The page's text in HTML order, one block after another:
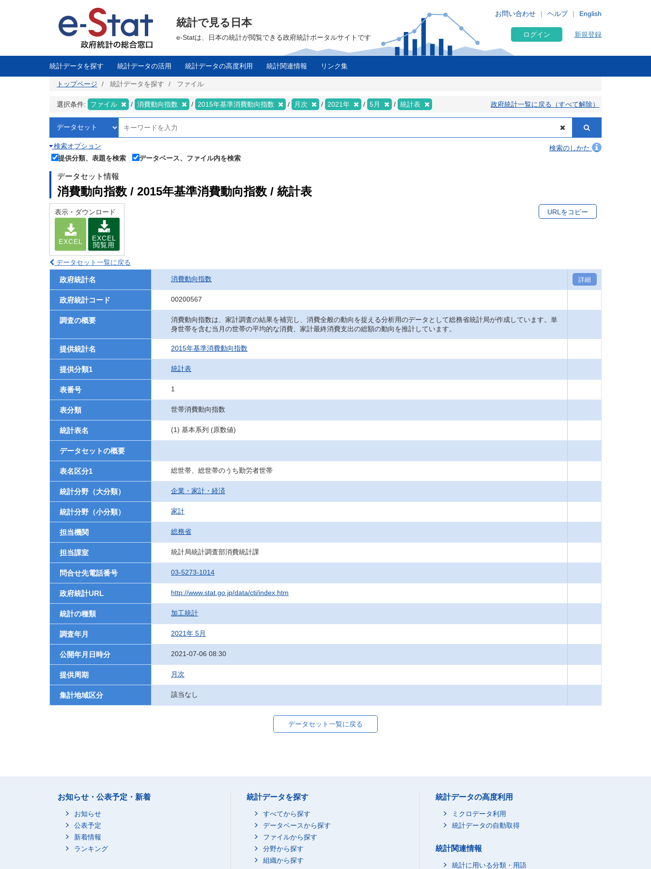
に
English
お問い合わせ ヘルプ
統計で見る日本
e-Statは、日本の統計が閲覧できる政府統計ポータルサイトです ログイン 新規登録
統計データを探す 統計データの活用 統計データの高度利用 統計関連情報 リンク集
トップページ 統計データを探す ファイル
選択条件: ファイル 消費動向指数 2015年基準消費動向指数 月次 2021年 5月 統計表 政府統計一覧に戻る（すべて解除）
検索オプション
検索のしかた
提供分類、表題を検索
データベース、ファイル内を検索
データセット情報
消費動向指数 / 2015年基準消費動向指数 / 統計表
表示・ダウンロード
EXCEL
EXCEL
閲覧用
URLをコピー
データセット一覧に戻る
政府統計名 消費動向指数 詳細
政府統計コード 00200567
調査の概要
消費動向指数は、家計調査の結果を補完し、消費全般の動向を捉える分析用のデータとして総務省統計局が作成しています。単
身世帯を含む当月の世帯の平均的な消費、家計最終消費支出の総額の動向を推計しています。
提供統計名 2015年基準消費動向指数
提供分類1 統計表
表番号 1
表分類 世帯消費動向指数
統計表名 (1) 基本系列 (原数値)
データセットの概要
表名区分1 総世帯、総世帯のうち勤労者世帯
統計分野（大分類） 企業・家計・経済
統計分野（小分類） 家計
担当機関 総務省
担当課室 統計局統計調査部消費統計課
問合せ先電話番号 03-5273-1014
政府統計URL http://www.stat.go.jp/data/cti/index.htm
統計の種類 加工統計
調査年月 2021年 5月
公開年月日時分 2021-07-06 08:30
提供周期 月次
集計地域区分 該当なし
データセット一覧に戻る
お知らせ・公表予定・新着
お知らせ
公表予定
新着情報
ランキング
統計データを探す
すべてから探す
データベースから探す
ファイルから探す
分野から探す
組織から探す
統計データの高度利用
ミクロデータ利用
統計データの自動取得
統計関連情報
統計に用いる分類・用語